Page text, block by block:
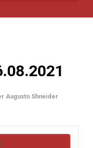
Augusto Shneider